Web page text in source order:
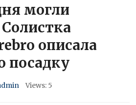
могли
описала
посадку
Views: 5